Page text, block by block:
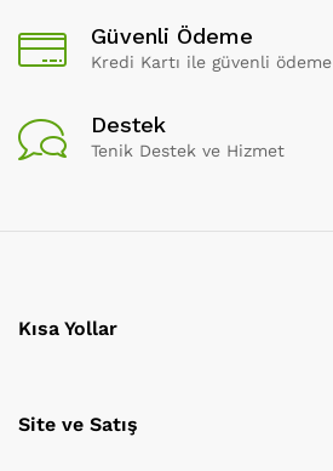
Güvenli Ödeme
Kredi Kartı ile güvenli ödeme
Destek
Tenik Destek ve Hizmet
Kısa Yollar
Site ve Satış